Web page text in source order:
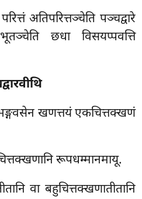
अतिपरित्तञ्चेति पञ्चद्वारे
छधा विसयप्पवत्ति
खणत्तयं एकचित्तक्खणं
रूपधम्मानमायू.
वा बहुचित्तक्खणातीतानि